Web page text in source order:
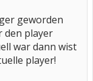
geworden
den player
war dann wist
player!